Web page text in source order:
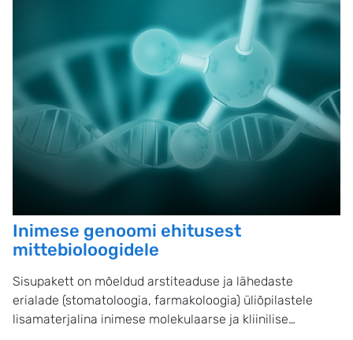
Inimese genoomi ehitusest
mittebioloogidele
Sisupakett on mõeldud arstiteaduse ja lähedaste
erialade (stomatoloogia, farmakoloogia) üliõpilastele
lisamaterjalina inimese molekulaarse ja kliinilise